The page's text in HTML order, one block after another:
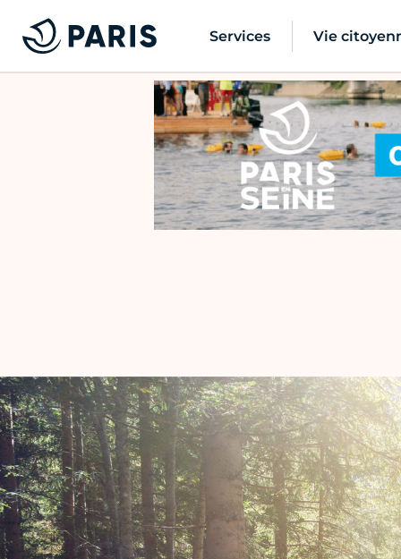
Services Vie